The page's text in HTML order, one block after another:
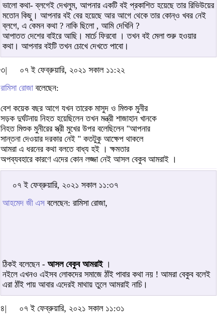
ভালো কথা- ব্লগেই দেখলুম, আপনার একটি বই প্রকাশিত হয়েছে তার রিভিউয়ের
মতোন কিছু। আপনার বই বের হয়েছে আর আগে থেকে তার কোন্‌ও খবর নেই
ব্লগে, এ কেমন কথা ? নাকি ছিলো , আমি দেখিনি ?
আপাতত দেশের বাইরে আছি। মার্চে ফিরবো । তখন বই মেলা শুরু হওয়ার
কথা। আপনার বইটি তখন চোখে দেখতে পাবো।
৩|
০৭ ই ফেব্রুয়ারি, ২০২১ সকাল ১১:২২
রামিসা রোজাবলেছেন:
বেশ কয়েক বছর আগে যখন তারেক মাসুদ ও মিশুক মুনীর
সড়ক দুর্ঘটনায় নিহত হয়েছিলেন তখন মন্ত্রী শাজাহান খানকে
নিহত মিশুক মুনীরের স্ত্রী মুখের উপর বলেছিলেন "আপনার
সান্তনা দেওয়ার দরকার নেই " কতটুকু আক্ষেপ থাকলে
আমরা এ ধরনের কথা বলতে বাধ্য হই । ক্ষমতার
অপব্যবহারে কারণে এদের কোন লজ্জা নেই আসল বেকুব আমরাই ।
০৭ ই ফেব্রুয়ারি, ২০২১ সকাল ১১:৩৭
আহমেদ জী এস বলেছেন: রামিসা রোজা,
ঠিকই বলেছেন - আসল বেকুব আমরাই।
নইলে এখনও এইসব লোকদের সমাজে ঠাঁই পাবার কথা নয় ! আমরা বেকুব বলেই
এরা ঠাঁই পায় আবার এদেরই মাথায় তুলে আমরাই নাচি।
৪| ০৭ ই ফেব্রুয়ারি, ২০২১ সকাল ১১:৩১